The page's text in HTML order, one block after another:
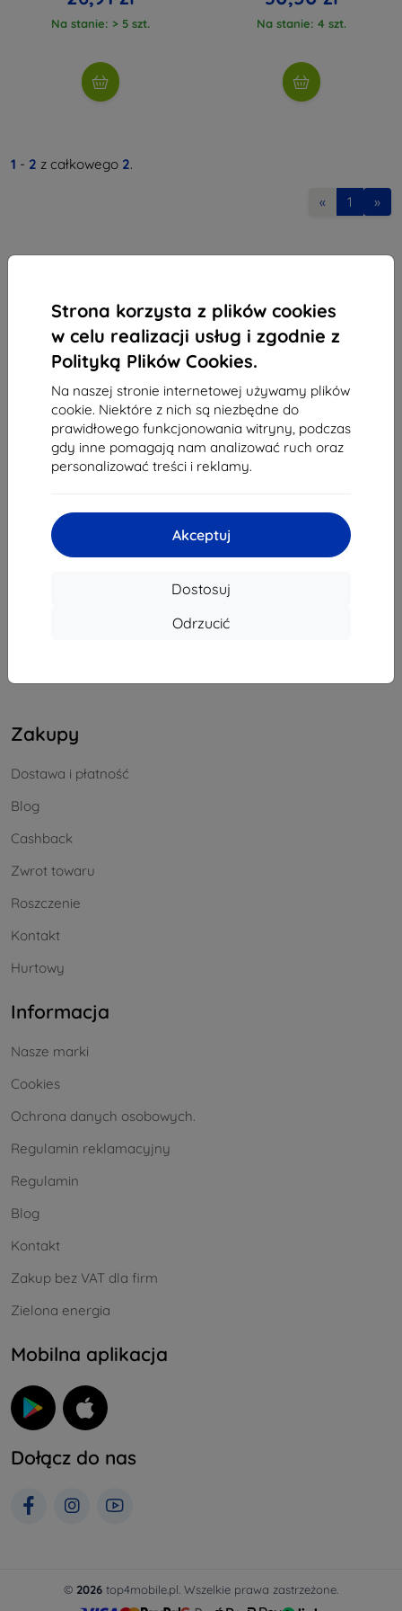
Strona korzysta z plików cookies
w celu realizacji usług i zgodnie z
Polityką Plików Cookies.
Na naszej stronie internetowej używamy plików
cookie. Niektóre z nich są niezbędne do
prawidłowego funkcjonowania witryny, podczas
gdy inne pomagają nam analizować ruch oraz
personalizować treści i reklamy.
Akceptuj
Dostosuj
Odrzucić
Na stanie: > 5 szt. Na stanie: 4 szt.
1 - 2 z całkowego 2.
« 1 »
Shield-Sk s.r.o.
Ulica Rudolfa Mocka 3750/2A
841 04 Bratislava
REGON:46701494
NIP VAT: SK2023549671
info@top4mobile.eu
Zakupy
Dostawa i płatność
Blog
Cashback
Zwrot towaru
Roszczenie
Kontakt
Hurtowy
Informacja
Nasze marki
Cookies
Ochrona danych osobowych.
Regulamin reklamacyjny
Regulamin
Blog
Kontakt
Zakup bez VAT dla firm
Zielona energia
Mobilna aplikacja
Dołącz do nas
© 2026 top4mobile.pl. Wszelkie prawa zastrzeżone.